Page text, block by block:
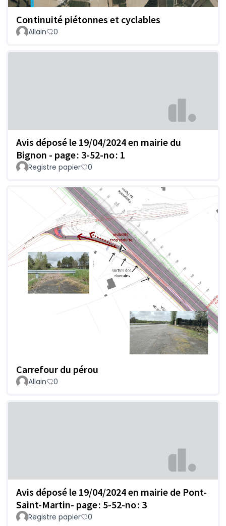
Continuité piétonnes et cyclables
Allain 0
Avis déposé le 19/04/2024 en mairie du
Bignon - page : 3-52-no : 1
Registre papier 0
Carrefour du pérou
Allain 0
Avis déposé le 19/04/2024 en mairie de Pont-
Saint-Martin- page : 5-52-no : 3
Registre papier 0